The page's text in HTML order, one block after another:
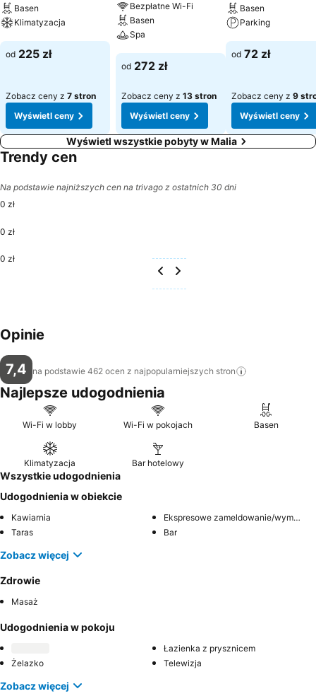
Basen
Klimatyzacja
Wyświetl ceny
od 225 zł
Zobacz ceny z 7 stron
Wyświetl ceny
Bezpłatne Wi-Fi
Basen
Spa
Wyświetl ceny
od 272 zł
Zobacz ceny z 13 stron
Wyświetl ceny
Basen
Parking
Wyświetl ceny
od 72 zł
Zobacz ceny z 9
Wyświetl ceny
Wyświetl wszystkie pobyty w Malia
Trendy cen
Na podstawie najniższych cen na trivago z ostatnich 30 dni
0 zł
0 zł
0 zł
Opinie
7,4 na podstawie 462 ocen z najpopularniejszych stron
Najlepsze udogodnienia
Wi-Fi w lobby Wi-Fi w pokojach Basen
Klimatyzacja Bar hotelowy
Wszystkie udogodnienia
Udogodnienia w obiekcie
Kawiarnia
Ekspresowe zameldowanie/wymeldowanie
Taras
Bar
Zobacz więcej
Zdrowie
Masaż
Udogodnienia w pokoju
Łazienka z prysznicem
Żelazko
Telewizja
Zobacz więcej